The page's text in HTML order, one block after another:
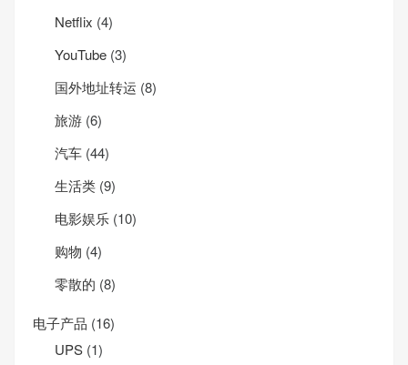
Net­flix (4)
YouTube (3)
国外地址转运 (8)
旅游 (6)
汽车 (44)
生活类 (9)
电影娱乐 (10)
购物 (4)
零散的 (8)
电子产品 (16)
UPS (1)